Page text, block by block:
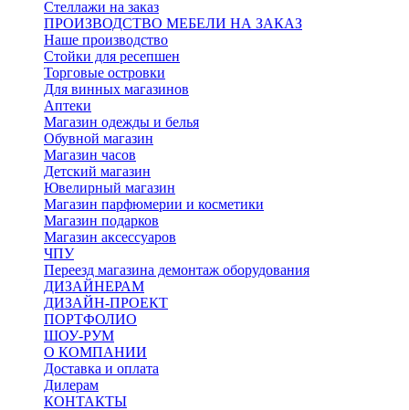
Стеллажи на заказ
ПРОИЗВОДСТВО МЕБЕЛИ НА ЗАКАЗ
Наше производство
Стойки для ресепшен
Торговые островки
Для винных магазинов
Аптеки
Магазин одежды и белья
Обувной магазин
Магазин часов
Детский магазин
Ювелирный магазин
Магазин парфюмерии и косметики
Магазин подарков
Магазин аксессуаров
ЧПУ
Переезд магазина демонтаж оборудования
ДИЗАЙНЕРАМ
ДИЗАЙН-ПРОЕКТ
ПОРТФОЛИО
ШОУ-РУМ
О КОМПАНИИ
Доставка и оплата
Дилерам
КОНТАКТЫ